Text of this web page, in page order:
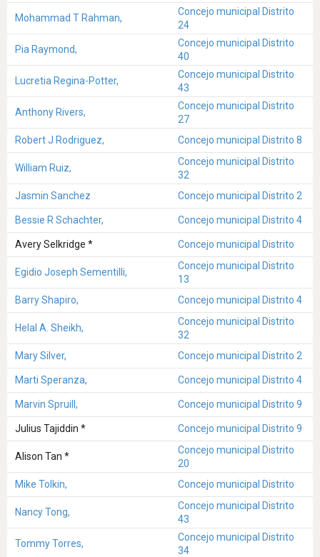
Mohammad T Rahman,
Concejo municipal Distrito
24
Pia Raymond,
Concejo municipal Distrito
40
Lucretia Regina-Potter,
Concejo municipal Distrito
43
Anthony Rivers,
Concejo municipal Distrito
27
Robert J Rodriguez,
Concejo municipal Distrito 8
William Ruiz,
Concejo municipal Distrito
32
Jasmin Sanchez
Concejo municipal Distrito 2
Bessie R Schachter, Concejo municipal Distrito 4
Avery Selkridge * Concejo municipal Distrito
Egidio Joseph Sementilli,
Concejo municipal Distrito
13
Barry Shapiro,
Concejo municipal Distrito 4
Helal A. Sheikh,
Concejo municipal Distrito
32
Mary Silver,
Concejo municipal Distrito 2
Marti Speranza, Concejo municipal Distrito 4
Marvin Spruill, Concejo municipal Distrito 9
Julius Tajiddin * Concejo municipal Distrito 9
Alison Tan *
Concejo municipal Distrito
20
Mike Tolkin,
Concejo municipal Distrito
Nancy Tong,
Concejo municipal Distrito
43
Tommy Torres,
Concejo municipal Distrito
34